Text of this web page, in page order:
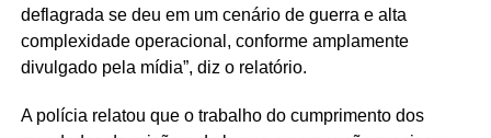
deflagrada se deu em um cenário de guerra e alta
complexidade operacional, conforme amplamente
divulgado pela mídia”, diz o relatório.
A polícia relatou que o trabalho do cumprimento dos